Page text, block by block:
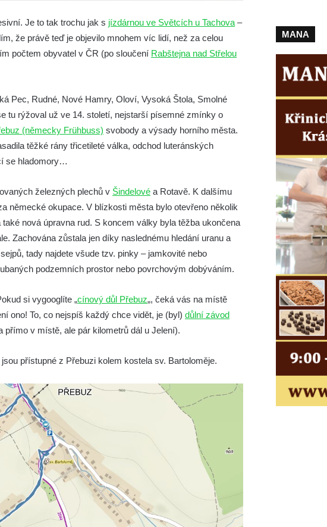
Je to tak trochu jak s jízdárnou ve Světcích u Tachova –
že právě teď je objevilo mnohem víc lidí, než za celou
počtem obyvatel v ČR (po sloučení Rabštejna nad Střelou
Pec, Rudné, Nové Hamry, Oloví, Vysoká Štola, Smolné
tu rýžoval už ve 14. století, nejstarší písemné zmínky o
(německy Frühbuss) svobody a výsady horního města.
těžké rány třicetileté válka, odchod luteránských
se hladomory…
železných plechů v Šindelové a Rotavě. K dalšímu
německé okupace. V blízkosti města bylo otevřeno několik
nová úpravna rud. S koncem války byla těžba ukončena
Zachována zůstala jen díky naslednému hledání uranu a
tady najdete všude tzv. pinky – jamkovité nebo
podzemních prostor nebo povrchovým dobýváním.
si vygooglíte „cínový důl Přebuz„, čeká vás na místě
ono! To, co nejspíš každý chce vidět, je (byl) důlní závod
v místě, ale pár kilometrů dál u Jelení).
jsou přístupné z Přebuzi kolem kostela sv. Bartoloměje.
MANA